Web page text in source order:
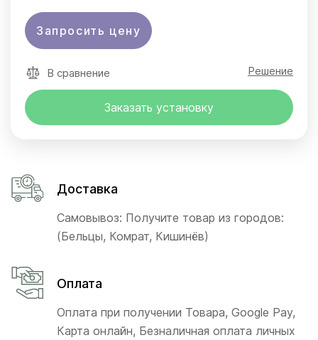
Запросить цену
В сравнение Решение
Заказать установку
Доставка
Самовывоз: Получите товар из городов:
(Бельцы, Комрат, Кишинёв)
Оплата
Оплата при получении Товара, Google Pay,
Карта онлайн, Безналичная оплата личных